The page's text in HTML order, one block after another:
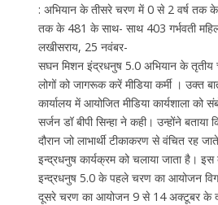
: अभियान के तीसरे चरण में 0 से 2 वर्ष तक
तक के 481 के साथ- साथ 403 गर्भवती
लखीसराय, 25 नवंबर-
सघन मिशन इंद्रधनुष 5.0 अभियान के
लोगों को जागरूक करें मीडिया कर्मी । उक्त
कार्यालय में आयोजित मीडिया कार्यशाला को
सर्जन डॉ बीपी सिन्हा ने कही। उन्होंने
दौरान जो लाभार्थी टीकाकरण से वंचित रह
इन्द्रधनुष कार्यक्रम को चलाया जाता है।
इन्द्रधनुष 5.0 के पहले चरण का आयोजन
दूसरे चरण का आयोजन 9 से 14 अक्टूबर के